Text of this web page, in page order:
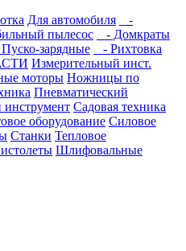
Для автомобиля
-
пылесос
- Домкраты
зарядные
- Рихтовка
Измерительный инст.
моторы Ножницы по
Пневматический
инструмент Садовая техника
оборудование Силовое
Станки Тепловое
Шлифовальные